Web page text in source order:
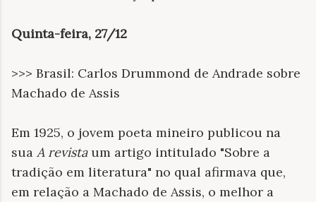
Quinta-feira, 27/12
>>> Brasil: Carlos Drummond de Andrade sobre
Machado de Assis
Em 1925, o jovem poeta mineiro publicou na
sua A revistaum artigo intitulado "Sobre a
tradição em literatura" no qual afirmava que,
em relação a Machado de Assis, o melhor a